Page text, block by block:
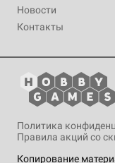
Новости
Контакты
Копирование
Политика
Правила акций со